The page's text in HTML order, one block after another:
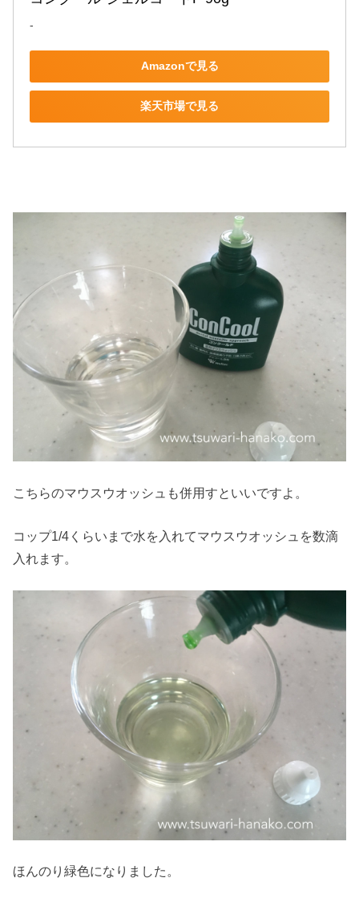
-
Amazonで見る
楽天市場で見る
こちらのマウスウオッシュも併用すといいですよ。
コップ1/4くらいまで水を入れてマウスウオッシュを数滴
入れます。
ほんのり緑色になりました。